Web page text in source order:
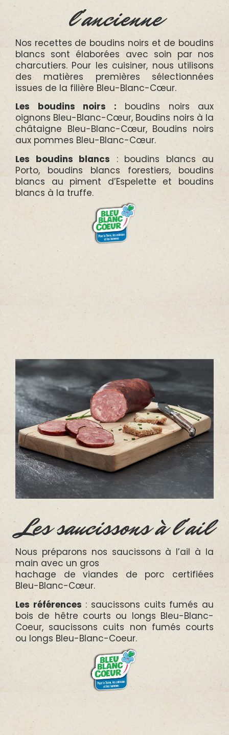
l'ancienne
Nos recettes de boudins noirs et de boudins
blancs sont élaborées avec soin par nos
charcutiers. Pour les cuisiner, nous utilisons
des matières premières sélectionnées
issues de la filière Bleu-Blanc-Cœur.
Les boudins noirs : boudins noirs aux
oignons Bleu-Blanc-Cœur, Boudins noirs à la
châtaigne Bleu-Blanc-Cœur, Boudins noirs
aux pommes Bleu-Blanc-Cœur.
Les boudins blancs: boudins blancs au
Porto, boudins blancs forestiers, boudins
blancs au piment d’Espelette et boudins
blancs à la truffe.
Les saucissons à l'ail
Nous préparons nos saucissons à l’ail à la
main avec un gros
hachage de viandes de porc certifiées
Bleu-Blanc-Cœur.
Les références : saucissons cuits fumés au
bois de hêtre courts ou longs Bleu-Blanc-
Coeur, saucissons cuits non fumés courts
ou longs Bleu-Blanc-Coeur.